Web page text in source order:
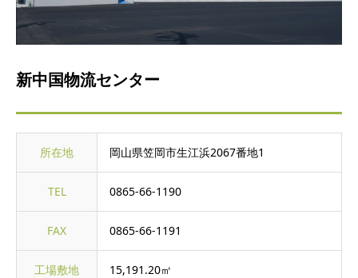
新中国物流センター
所在地 岡山県笠岡市生江浜2067番地1
TEL 0865-66-1190
FAX 0865-66-1191
工場敷地 15,191.20㎡